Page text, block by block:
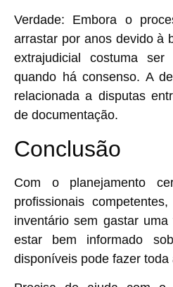
Verdade: Embora o
arrastar por anos devido à
extrajudicial costuma
quando há consenso. A
relacionada a disputas
de documentação.
Conclusão
Com o planejamento
profissionais
inventário sem gastar
estar bem informado
disponíveis pode fazer toda